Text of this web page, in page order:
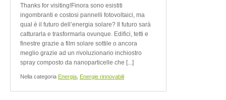
Thanks for visiting!Finora sono esistiti
ingombranti e costosi pannelli fotovoltaici, ma
qual è il futuro dell’energia solare? Il futuro sarà
catturarla e trasformarla ovunque. Edifici, tetti e
finestre grazie a film solare sottile o ancora
meglio grazie ad un rivoluzionario inchiostro
spray composto da nanoparticelle che [...]
Nella categoria Energia Energie rinnovabili